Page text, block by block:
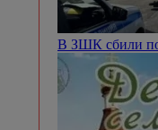
В ЗШК сбили